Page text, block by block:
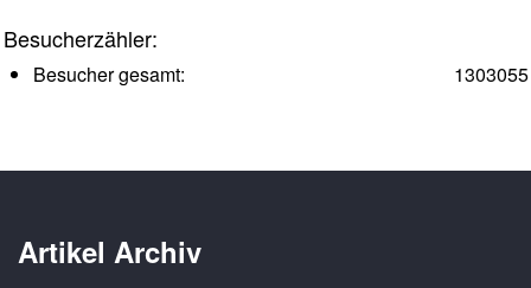
Besucherzähler:
1303055
Besucher gesamt:
Artikel Archiv